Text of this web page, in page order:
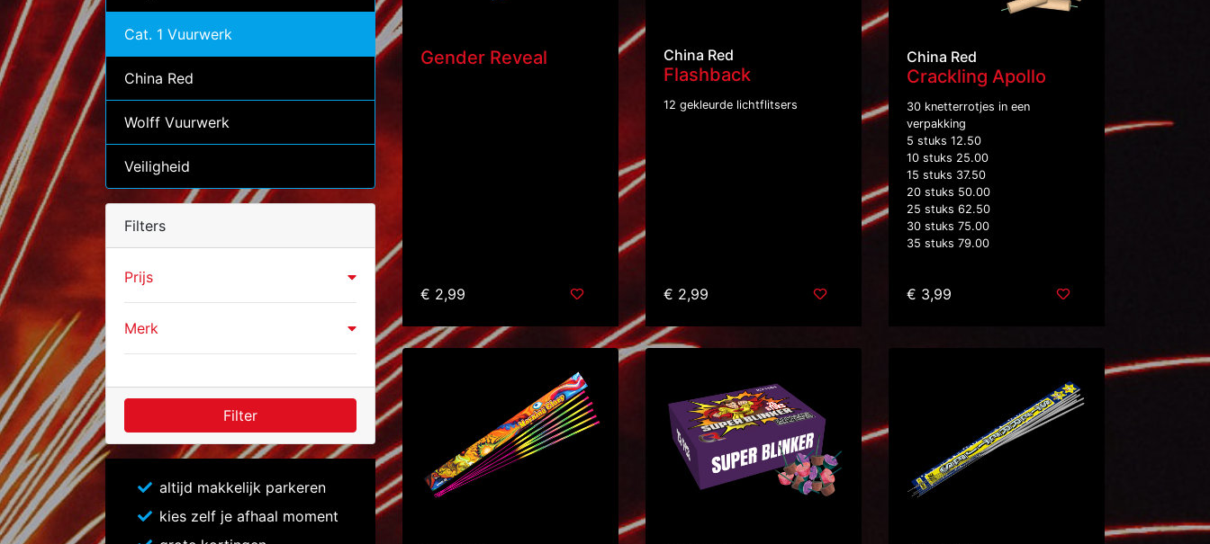
Cat. 1 Vuurwerk
China Red
Wolff Vuurwerk
Veiligheid
Filters
Prijs
Merk
Filter
altijd makkelijk parkeren
kies zelf je afhaal moment
Gender Reveal
€ 2,99
China Red
Flashback
12 gekleurde lichtflitsers
€ 2,99
China Red
Crackling Apollo
30 knetterrotjes in een
verpakking
5 stuks 12.50
10 stuks 25.00
15 stuks 37.50
20 stuks 50.00
25 stuks 62.50
30 stuks 75.00
35 stuks 79.00
€ 3,99